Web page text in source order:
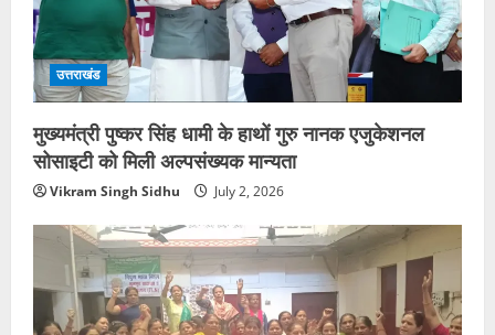
उत्तराखंड
मुख्यमंत्री पुष्कर सिंह धामी के हाथों गुरु नानक एजुकेशनल
सोसाइटी को मिली अल्पसंख्यक मान्यता
Vikram Singh Sidhu July 2, 2026